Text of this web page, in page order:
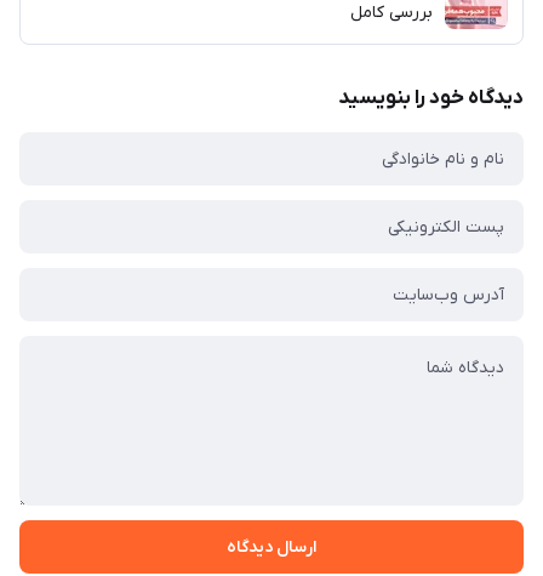
بررسی کامل
دیدگاه خود را بنویسید
ارسال دیدگاه